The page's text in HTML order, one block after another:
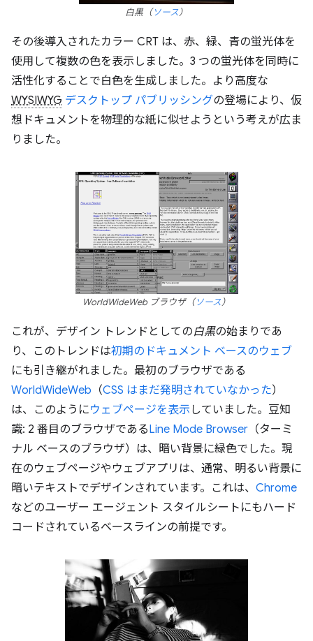
白黒（ソース）
その後導入されたカラー CRT は、赤、緑、青の蛍光体を
使用して複数の色を表示しました。3 つの蛍光体を同時に
活性化することで白色を生成しました。より高度な
WYSIWYG デスクトップ パブリッシングの登場により、仮
想ドキュメントを物理的な紙に似せようという考えが広ま
りました。
WorldWideWeb ブラウザ（ソース）
これが、デザイン トレンドとしての白黒の始まりであ
り、このトレンドは初期のドキュメント ベースのウェブ
にも引き継がれました。最初のブラウザである
WorldWideWeb （CSS はまだ発明されていなかった）
は、このようにウェブページを表示 していました。豆知
識: 2 番目のブラウザであるLine Mode Browser （ターミ
ナル ベースのブラウザ）は、暗い背景に緑色でした。現
在のウェブページやウェブアプリは、通常、明るい背景に
暗いテキストでデザインされています。これは、 Chrome
などのユーザー エージェント スタイルシートにもハード
コードされているベースラインの前提です。